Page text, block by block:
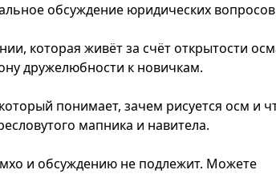
обсуждение юридических
которая живёт за счёт открытости
дружелюбности к новичкам.
понимает, зачем рисуется осм и
мапника и навитела.
и обсуждению не подлежит. Можете